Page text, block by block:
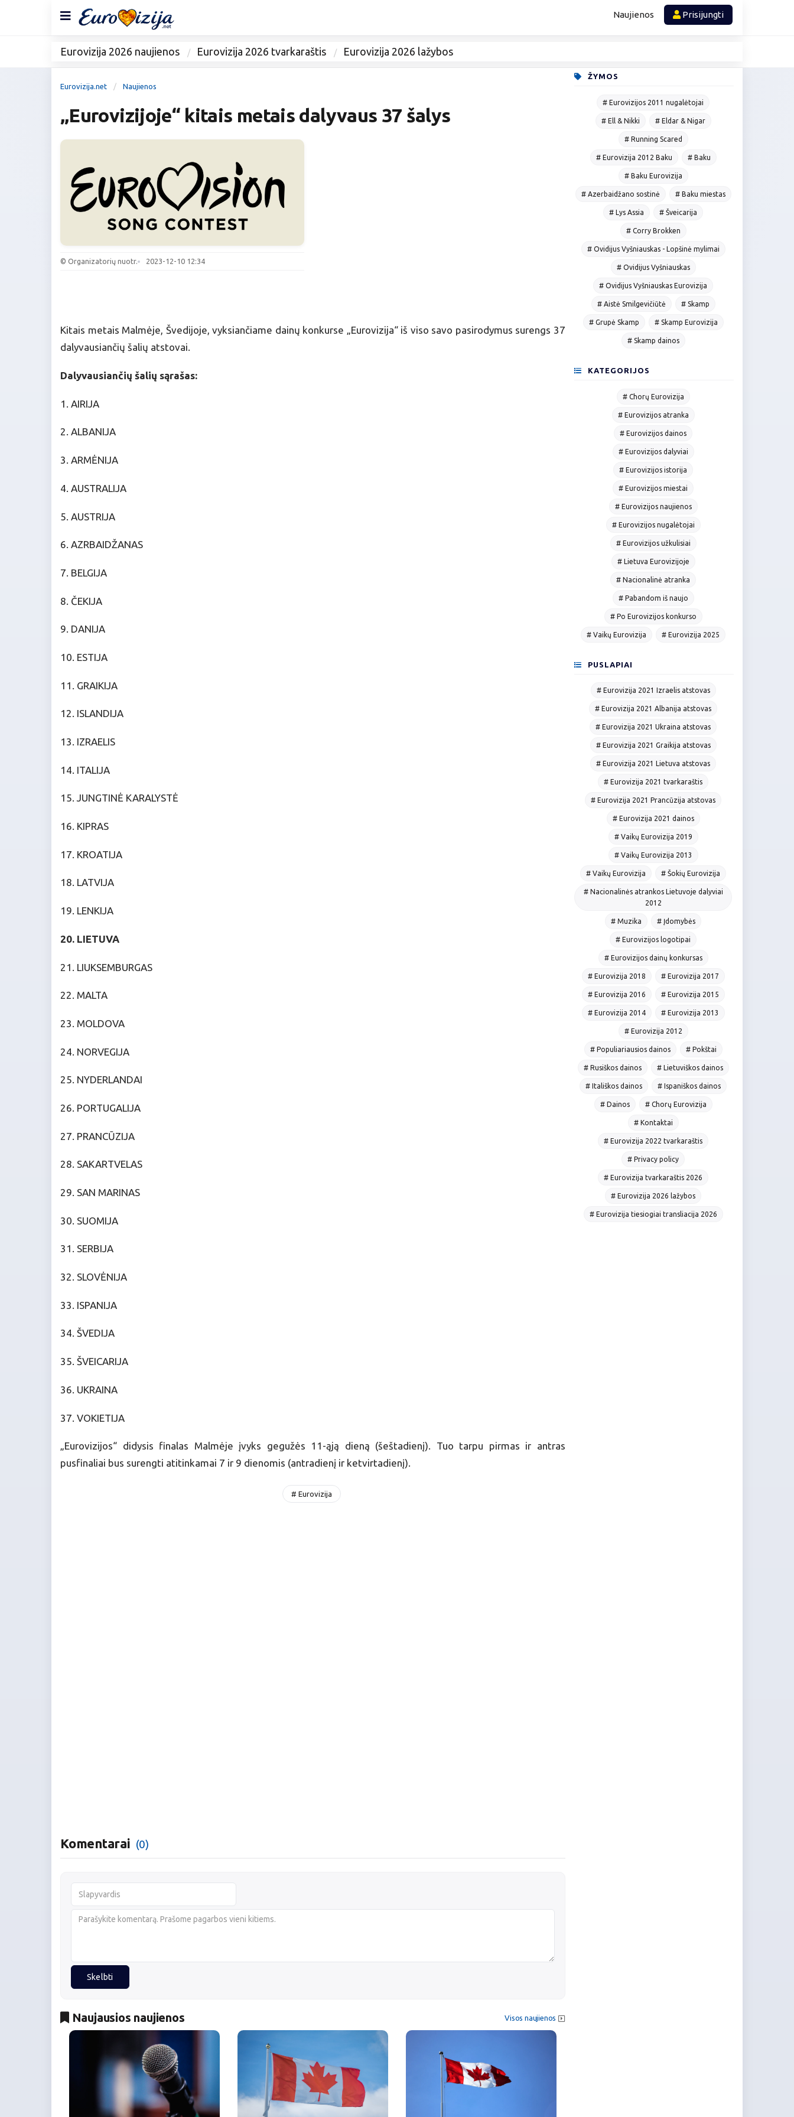
Naujienos Prisijungti
Eurovizija 2026 naujienos Eurovizija 2026 tvarkaraštis Eurovizija 2026 lažybos
Eurovizija.net Naujienos
„Eurovizijoje“ kitais metais dalyvaus 37 šalys
© Organizatorių nuotr. 2023-12-10 12:34
Kitais metais Malmėje, Švedijoje, vyksiančiame dainų konkurse „Eurovizija“ iš viso savo pasirodymus surengs 37
dalyvausiančių šalių atstovai.
Dalyvausiančių šalių sąrašas:
1. AIRIJA
2. ALBANIJA
3. ARMĖNIJA
4. AUSTRALIJA
5. AUSTRIJA
6. AZRBAIDŽANAS
7. BELGIJA
8. ČEKIJA
9. DANIJA
10. ESTIJA
11. GRAIKIJA
12. ISLANDIJA
13. IZRAELIS
14. ITALIJA
15. JUNGTINĖ KARALYSTĖ
16. KIPRAS
17. KROATIJA
18. LATVIJA
19. LENKIJA
20. LIETUVA
21. LIUKSEMBURGAS
22. MALTA
23. MOLDOVA
24. NORVEGIJA
25. NYDERLANDAI
26. PORTUGALIJA
27. PRANCŪZIJA
28. SAKARTVELAS
29. SAN MARINAS
30. SUOMIJA
31. SERBIJA
32. SLOVĖNIJA
33. ISPANIJA
34. ŠVEDIJA
35. ŠVEICARIJA
36. UKRAINA
37. VOKIETIJA
„Eurovizijos“ didysis finalas Malmėje įvyks gegužės 11-ąją dieną (šeštadienį). Tuo tarpu pirmas ir antras
pusfinaliai bus surengti atitinkamai 7 ir 9 dienomis (antradienį ir ketvirtadienį).
# Eurovizija
Komentarai (0)
Skelbti
Naujausios naujienos Visos naujienos
ŽYMOS
# Eurovizijos 2011 nugalėtojai
# Ell & Nikki # Eldar & Nigar
# Running Scared
# Eurovizija 2012 Baku # Baku
# Baku Eurovizija
# Azerbaidžano sostinė # Baku miestas
# Lys Assia # Šveicarija
# Corry Brokken
# Ovidijus Vyšniauskas - Lopšinė mylimai
# Ovidijus Vyšniauskas
# Ovidijus Vyšniauskas Eurovizija
# Aistė Smilgevičiūtė # Skamp
# Grupė Skamp # Skamp Eurovizija
# Skamp dainos
KATEGORIJOS
# Chorų Eurovizija
# Eurovizijos atranka
# Eurovizijos dainos
# Eurovizijos dalyviai
# Eurovizijos istorija
# Eurovizijos miestai
# Eurovizijos naujienos
# Eurovizijos nugalėtojai
# Eurovizijos užkulisiai
# Lietuva Eurovizijoje
# Nacionalinė atranka
# Pabandom iš naujo
# Po Eurovizijos konkurso
# Vaikų Eurovizija # Eurovizija 2025
PUSLAPIAI
# Eurovizija 2021 Izraelis atstovas
# Eurovizija 2021 Albanija atstovas
# Eurovizija 2021 Ukraina atstovas
# Eurovizija 2021 Graikija atstovas
# Eurovizija 2021 Lietuva atstovas
# Eurovizija 2021 tvarkaraštis
# Eurovizija 2021 Prancūzija atstovas
# Eurovizija 2021 dainos
# Vaikų Eurovizija 2019
# Vaikų Eurovizija 2013
# Vaikų Eurovizija # Šokių Eurovizija
# Nacionalinės atrankos Lietuvoje dalyviai
2012
# Muzika # Įdomybės
# Eurovizijos logotipai
# Eurovizijos dainų konkursas
# Eurovizija 2018 # Eurovizija 2017
# Eurovizija 2016 # Eurovizija 2015
# Eurovizija 2014 # Eurovizija 2013
# Eurovizija 2012
# Populiariausios dainos # Pokštai
# Rusiškos dainos # Lietuviškos dainos
# Itališkos dainos # Ispaniškos dainos
# Dainos # Chorų Eurovizija
# Kontaktai
# Eurovizija 2022 tvarkaraštis
# Privacy policy
# Eurovizija tvarkaraštis 2026
# Eurovizija 2026 lažybos
# Eurovizija tiesiogiai transliacija 2026